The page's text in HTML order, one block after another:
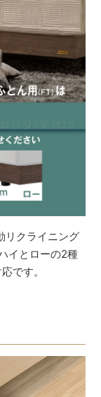
リクライニング
イとローの2種
です。